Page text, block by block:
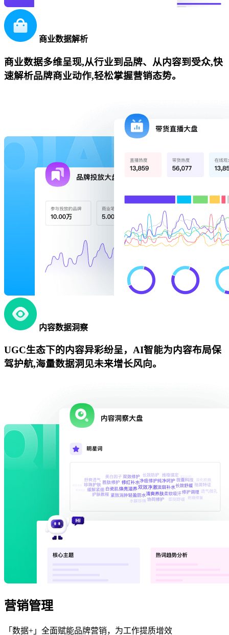
商业数据解析
商业数据多维呈现,从行业到品牌、从内容到受众,快
速解析品牌商业动作,轻松掌握营销态势。
内容数据洞察
UGC生态下的内容异彩纷呈，AI智能为内容布局保
驾护航,海量数据洞见未来增长风向。
营销管理
「数据+」全面赋能品牌营销，为工作提质增效